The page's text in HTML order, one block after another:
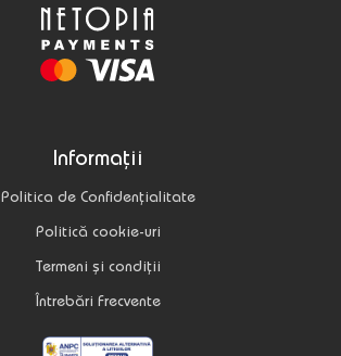
Informații
Politica de Confidențialitate
Politică cookie-uri
Termeni și condiții
Întrebări Frecvente